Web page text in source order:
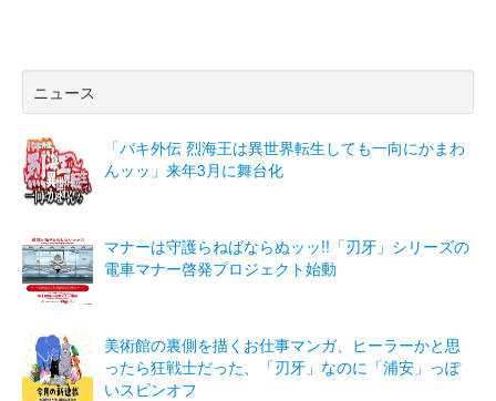
ニュース
「バキ外伝 烈海王は異世界転生しても一向にかまわ
んッッ」来年3月に舞台化
マナーは守護らねばならぬッッ!!「刃牙」シリーズの
電車マナー啓発プロジェクト始動
美術館の裏側を描くお仕事マンガ、ヒーラーかと思
ったら狂戦士だった、「刃牙」なのに「浦安」っぽ
いスピンオフ